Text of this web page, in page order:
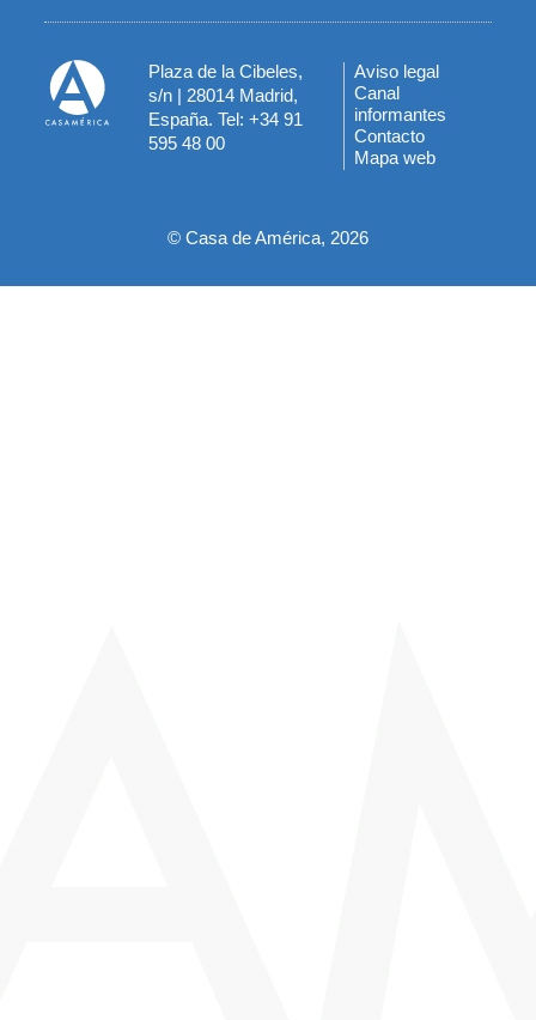
Plaza de la Cibeles,
s/n | 28014 Madrid,
España. Tel: +34 91
595 48 00
Menú
del
pie
Aviso legal
Canal
informantes
Contacto
Mapa web
© Casa de América, 2026